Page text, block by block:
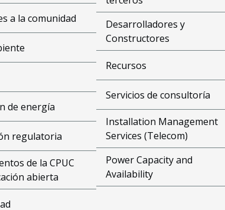
a la comunidad
de energía
regulatoria
de la CPUC
abierta
Desarrolladores y
Constructores
Recursos
Servicios de consultoría
Installation Management
Services (Telecom)
Power Capacity and
Availability